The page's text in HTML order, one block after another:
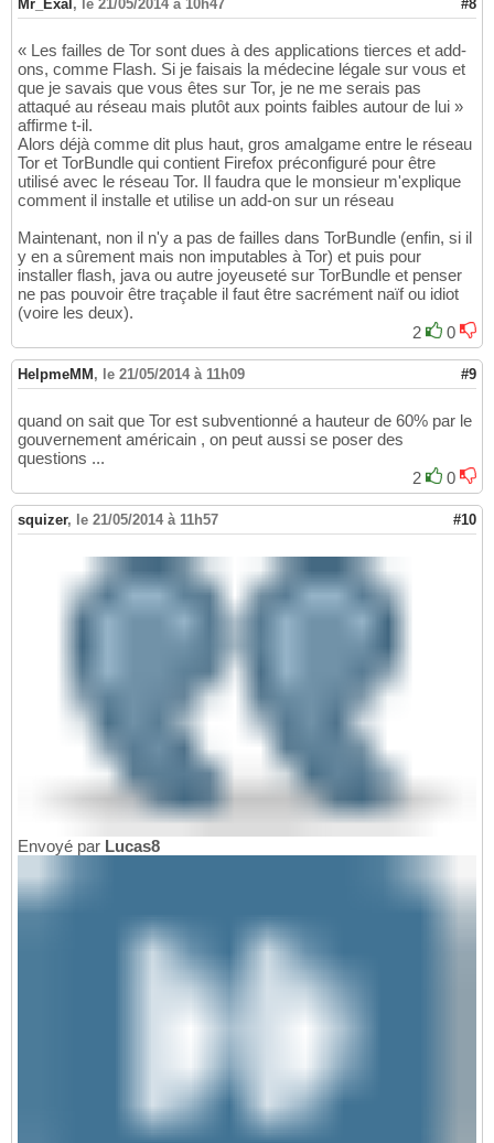
Mr_Exal , le 21/05/2014 à 10h47 #8
« Les failles de Tor sont dues à des applications tierces et add-
ons, comme Flash. Si je faisais la médecine légale sur vous et
que je savais que vous êtes sur Tor, je ne me serais pas
attaqué au réseau mais plutôt aux points faibles autour de lui »
affirme t-il.
Alors déjà comme dit plus haut, gros amalgame entre le réseau
Tor et TorBundle qui contient Firefox préconfiguré pour être
utilisé avec le réseau Tor. Il faudra que le monsieur m'explique
comment il installe et utilise un add-on sur un réseau
Maintenant, non il n'y a pas de failles dans TorBundle (enfin, si il
y en a sûrement mais non imputables à Tor) et puis pour
installer flash, java ou autre joyeuseté sur TorBundle et penser
ne pas pouvoir être traçable il faut être sacrément naïf ou idiot
(voire les deux).
2
0
HelpmeMM , le 21/05/2014 à 11h09 #9
quand on sait que Tor est subventionné a hauteur de 60% par le
gouvernement américain , on peut aussi se poser des
questions ...
2
0
squizer, le 21/05/2014 à 11h57 #10
Envoyé par Lucas8